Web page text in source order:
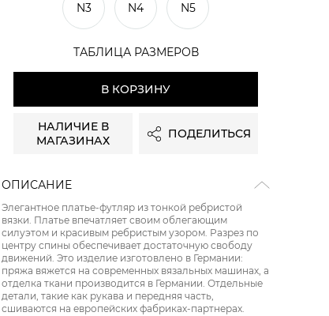
N3 N4 N5
ТАБЛИЦА РАЗМЕРОВ
В КОРЗИНУ
НАЛИЧИЕ В
МАГАЗИНАХ
ПОДЕЛИТЬСЯ
ОПИСАНИЕ
Элегантное платье-футляр из тонкой ребристой
вязки. Платье впечатляет своим облегающим
силуэтом и красивым ребристым узором. Разрез по
центру спины обеспечивает достаточную свободу
движений. Это изделие изготовлено в Германии:
пряжа вяжется на современных вязальных машинах, а
отделка ткани производится в Германии. Отдельные
детали, такие как рукава и передняя часть,
сшиваются на европейских фабриках-партнерах.